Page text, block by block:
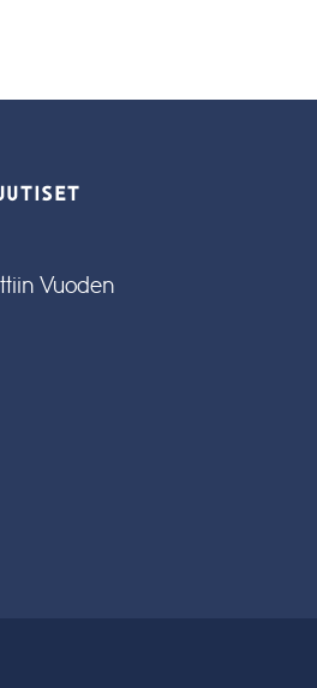
Vuoden